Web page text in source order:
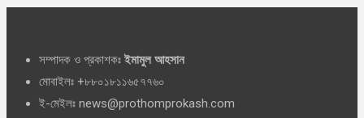
সম্পাদক ও প্রকাশকঃ ইমামুল আহসান
মোবাইলঃ +৮৮০১৮১১৬৫৭৭৬০
ই-মেইলঃ news@prothomprokash.com